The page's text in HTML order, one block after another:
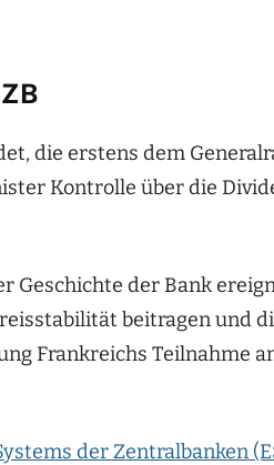
die erstens dem
Kontrolle über die
der Bank
beitragen und
Frankreichs Teilnahme
der Zentralbanken